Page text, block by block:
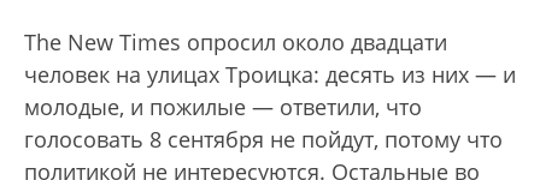
The New Times опросил около двадцати
человек на улицах Троицка: десять из них — и
молодые, и пожилые — ответили, что
голосовать 8 сентября не пойдут, потому что
политикой не интересуются. Остальные во